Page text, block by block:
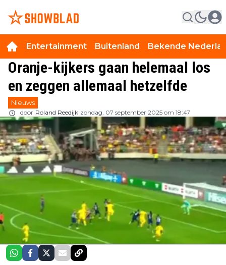
Entertainment Buitenland Bekende
Oranje-kijkers gaan helemaal los
en zeggen allemaal hetzelfde
Nieuws
door Roland Reedijk zondag, 07 september 2025 om 18:47